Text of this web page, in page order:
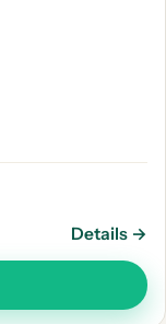
Details →